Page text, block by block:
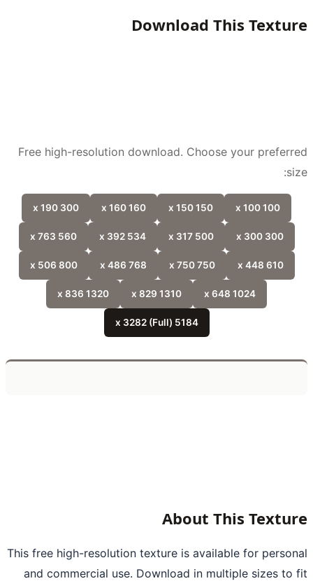
Download This
Free high-resolution download. Choose your
300 x 190
300 x 300
500 x 317
534 x 392
560 x 763
750 x 750
800 x 506
1024 x 648
1310 x 829
1320 x 836
5184 x 3282 (Full)
About This
This free high-resolution texture is available for
and commercial use. Download in multiple sizes